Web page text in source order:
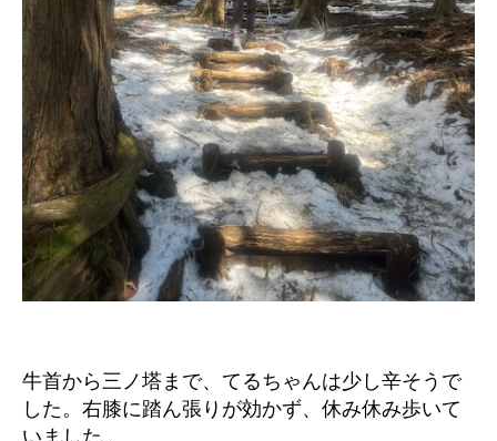
牛首から三ノ塔まで、てるちゃんは少し辛そうで
した。右膝に踏ん張りが効かず、休み休み歩いて